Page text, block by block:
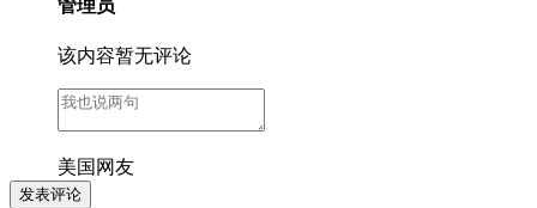
管理员
该内容暂无评论
美国网友